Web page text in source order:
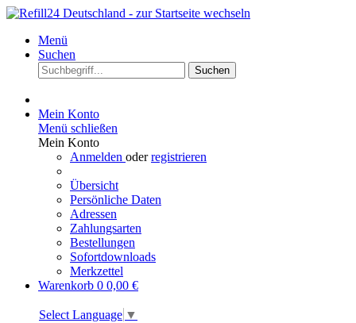
Menü
Suchen
Suchen
Mein Konto
Menü schließen
Mein Konto
Anmelden oderregistrieren
Übersicht
Persönliche Daten
Adressen
Zahlungsarten
Bestellungen
Sofortdownloads
Merkzettel
Warenkorb 0 0,00 €
Select Language ▼